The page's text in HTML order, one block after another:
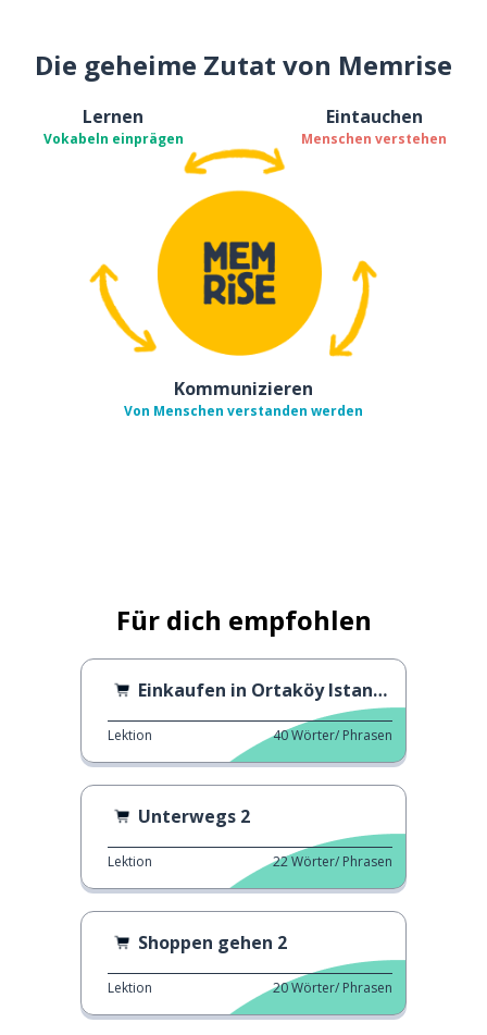
Die geheime Zutat von Memrise
Lernen
Vokabeln einprägen
Eintauchen
Menschen verstehen
Kommunizieren
Von Menschen verstanden werden
Für dich empfohlen
Einkaufen in Ortaköy Istanbul
Lektion 40Wörter/ Phrasen
Unterwegs 2
Lektion 22Wörter/ Phrasen
Shoppen gehen 2
Lektion 20Wörter/ Phrasen